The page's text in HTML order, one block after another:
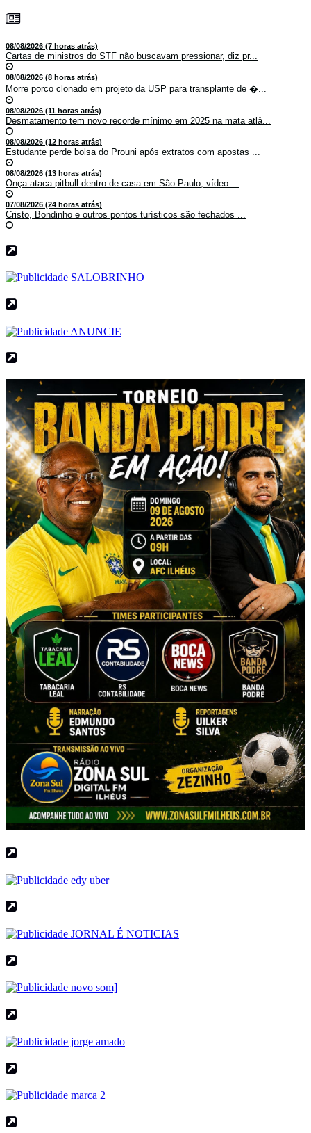
08/08/2026 (7 horas atrás)
Cartas de ministros do STF não buscavam pressionar, diz pr...
08/08/2026 (8 horas atrás)
Morre porco clonado em projeto da USP para transplante de �...
08/08/2026 (11 horas atrás)
Desmatamento tem novo recorde mínimo em 2025 na mata atlâ...
08/08/2026 (12 horas atrás)
Estudante perde bolsa do Prouni após extratos com apostas ...
08/08/2026 (13 horas atrás)
Onça ataca pitbull dentro de casa em São Paulo; vídeo ...
07/08/2026 (24 horas atrás)
Cristo, Bondinho e outros pontos turísticos são fechados ...